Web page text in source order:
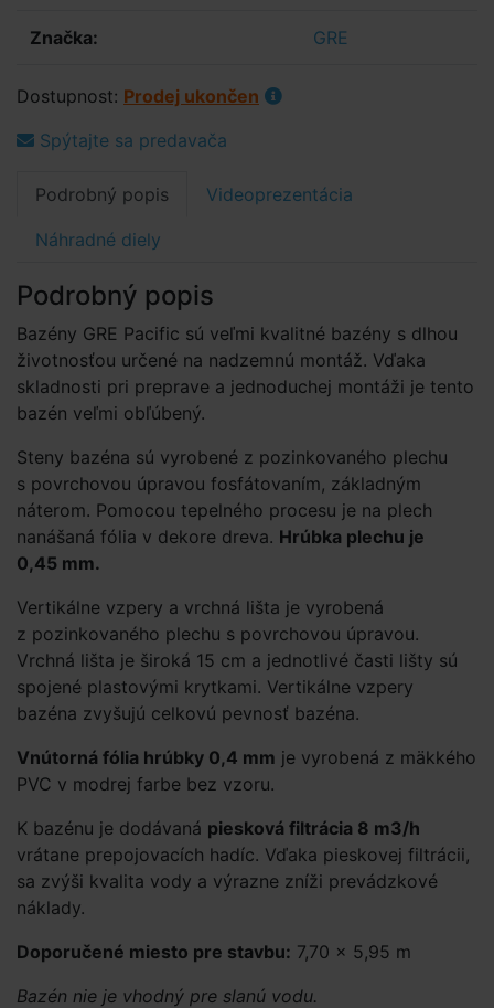
Značka: GRE
Dostupnost: Prodej ukončen
Spýtajte sa predavača
Podrobný popis Videoprezentácia
Náhradné diely
Podrobný popis
Bazény GRE Pacific sú veľmi kvalitné bazény s dlhou
životnosťou určené na nadzemnú montáž. Vďaka
skladnosti pri preprave a jednoduchej montáži je tento
bazén veľmi obľúbený.
Steny bazéna sú vyrobené z pozinkovaného plechu
s povrchovou úpravou fosfátovaním, základným
náterom. Pomocou tepelného procesu je na plech
nanášaná fólia v dekore dreva. Hrúbka plechu je
0,45 mm.
Vertikálne vzpery a vrchná lišta je vyrobená
z pozinkovaného plechu s povrchovou úpravou.
Vrchná lišta je široká 15 cm a jednotlivé časti lišty sú
spojené plastovými krytkami. Vertikálne vzpery
bazéna zvyšujú celkovú pevnosť bazéna.
Vnútorná fólia hrúbky 0,4 mm je vyrobená z mäkkého
PVC v modrej farbe bez vzoru.
K bazénu je dodávaná piesková filtrácia 8 m3/h
vrátane prepojovacích hadíc. Vďaka pieskovej filtrácii,
sa zvýši kvalita vody a výrazne zníži prevádzkové
náklady.
Doporučené miesto pre stavbu: 7,70 × 5,95 m
Bazén nie je vhodný pre slanú vodu.